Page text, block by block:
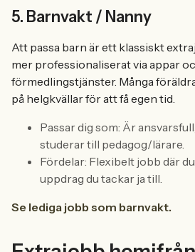
5. Barnvakt / Nanny
Att passa barn är ett klassiskt
mer professionaliserat via appar
förmedlingstjänster. Många
på helgkvällar för att få egen tid.
Passar dig som: Är
studerar till pedagog/lärare.
Fördelar: Flexibelt jobb där
uppdrag du tackar ja till.
Se lediga jobb som barnvakt.